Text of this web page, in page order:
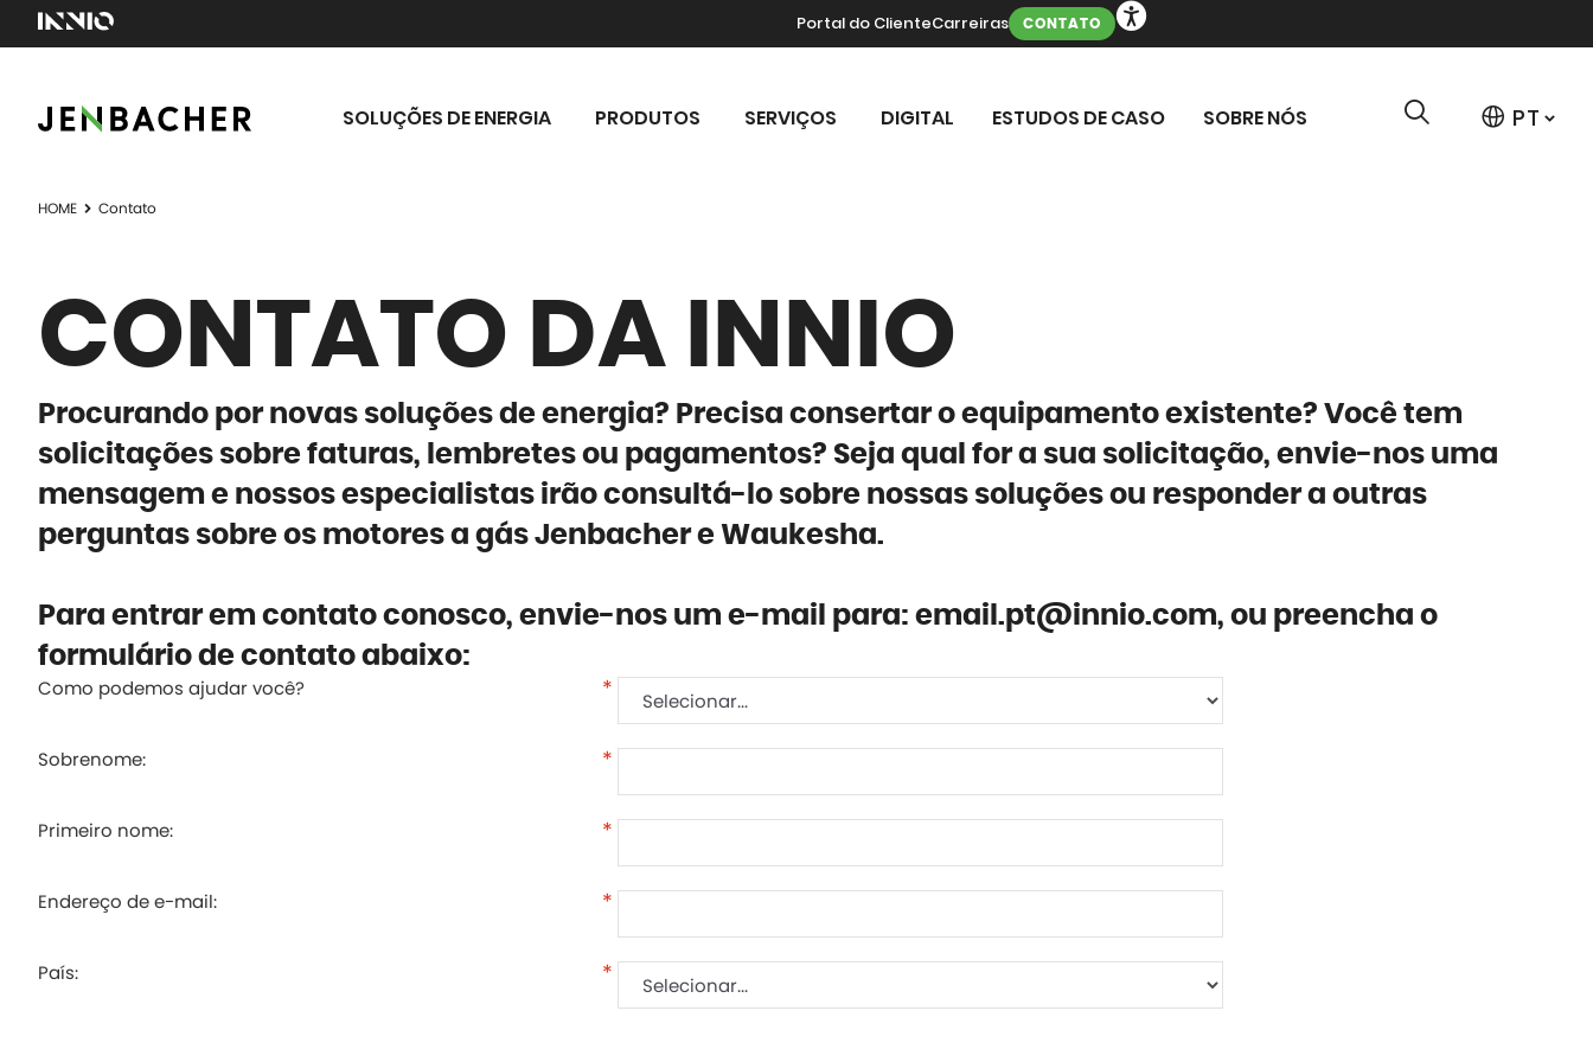
Portal do ClienteCarreiras CONTATO
SOLUÇÕES DE ENERGIA PRODUTOS SERVIÇOS DIGITAL ESTUDOS DE CASO SOBRE NÓS
HOME Contato
CONTATO DA INNIO
Procurando por novas soluções de energia? Precisa consertar o equipamento existente? Você tem
solicitações sobre faturas, lembretes ou pagamentos? Seja qual for a sua solicitação, envie-nos uma
mensagem e nossos especialistas irão consultá-lo sobre nossas soluções ou responder a outras
perguntas sobre os motores a gás Jenbacher e Waukesha.
Para entrar em contato conosco, envie-nos um e-mail para: email.pt@innio.com, ou preencha o
formulário de contato abaixo:
*
Como podemos ajudar você?
*
Sobrenome:
*
Primeiro nome:
*
Endereço de e-mail:
*
País: